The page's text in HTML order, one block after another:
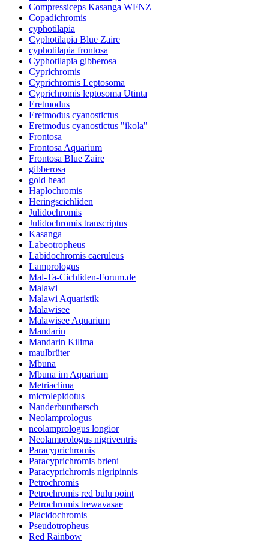
Compressiceps Kasanga WFNZ
Copadichromis
cyphotilapia
Cyphotilapia Blue Zaire
cyphotilapia frontosa
Cyphotilapia gibberosa
Cyprichromis
Cyprichromis Leptosoma
Cyprichromis leptosoma Utinta
Eretmodus
Eretmodus cyanostictus
Eretmodus cyanostictus "ikola"
Frontosa
Frontosa Aquarium
Frontosa Blue Zaire
gibberosa
gold head
Haplochromis
Heringscichliden
Julidochromis
Julidochromis transcriptus
Kasanga
Labeotropheus
Labidochromis caeruleus
Lamprologus
Mal-Ta-Cichliden-Forum.de
Malawi
Malawi Aquaristik
Malawisee
Malawisee Aquarium
Mandarin
Mandarin Kilima
maulbrüter
Mbuna
Mbuna im Aquarium
Metriaclima
microlepidotus
Nanderbuntbarsch
Neolamprologus
neolamprologus longior
Neolamprologus nigriventris
Paracyprichromis
Paracyprichromis brieni
Paracyprichromis nigripinnis
Petrochromis
Petrochromis red bulu point
Petrochromis trewavasae
Placidochromis
Pseudotropheus
Red Rainbow